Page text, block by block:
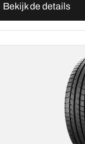
Bekijk de details